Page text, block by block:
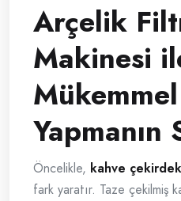
Arçelik
Makinesi
Yapmanın
Öncelikle, kahve
fark yaratır. Taze çekilmiş